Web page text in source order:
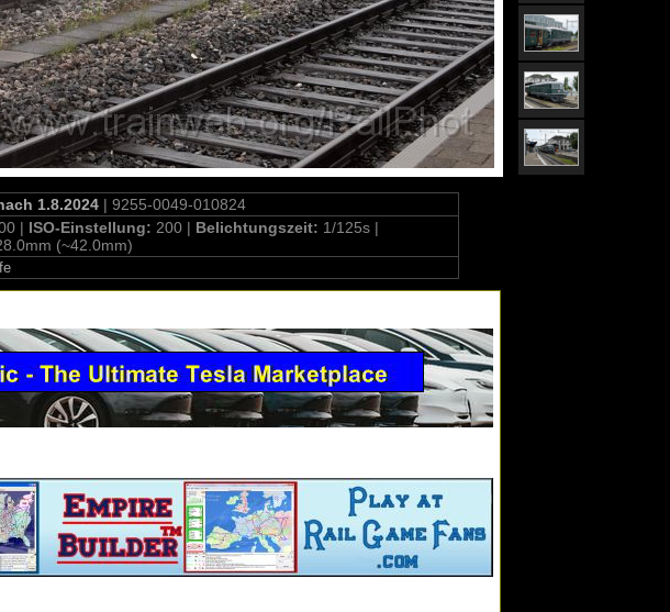
1.8.2024 | 9255-0049-010824
| ISO-Einstellung: 200 | Belichtungszeit: 1/125s |
(~42.0mm)